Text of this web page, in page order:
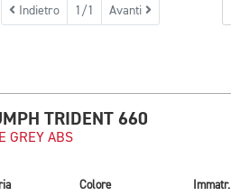
Indietro 1/1 Avanti
TRIDENT 660
GREY ABS
Colore
Immatr.